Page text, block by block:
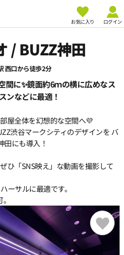
お気に入り ログイン
/ BUZZ神田
西口から徒歩2分
間に✨鏡面約6ｍの横に広めなス
ンなどに最適！
屋全体を幻想的な空間へ💜
渋谷マークシティのデザインを バ
田にも導入！
ひ「SNS映え」な動画を撮影して
ーサルに最適です。